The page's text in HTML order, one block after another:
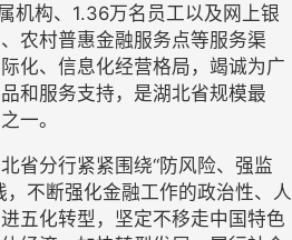
机构、1.36万名员工以及网上银
农村普惠金融服务点等服务渠
化、信息化经营格局，竭诚为广
和服务支持，是湖北省规模最
一。
省分行紧紧围绕“防风险、强监
，不断强化金融工作的政治性、人
五化转型，坚定不移走中国特色